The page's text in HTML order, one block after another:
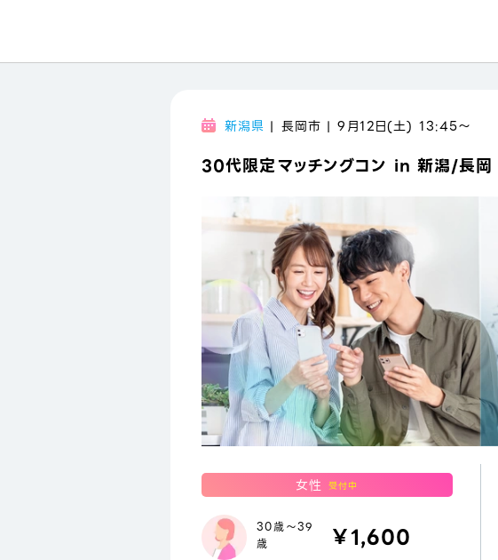
新潟県 | 長岡市 | 9月12日(土) 13:45〜
30代限定マッチングコン in 新潟/長岡
女性 受付中
30歳～39
歳
￥1,600